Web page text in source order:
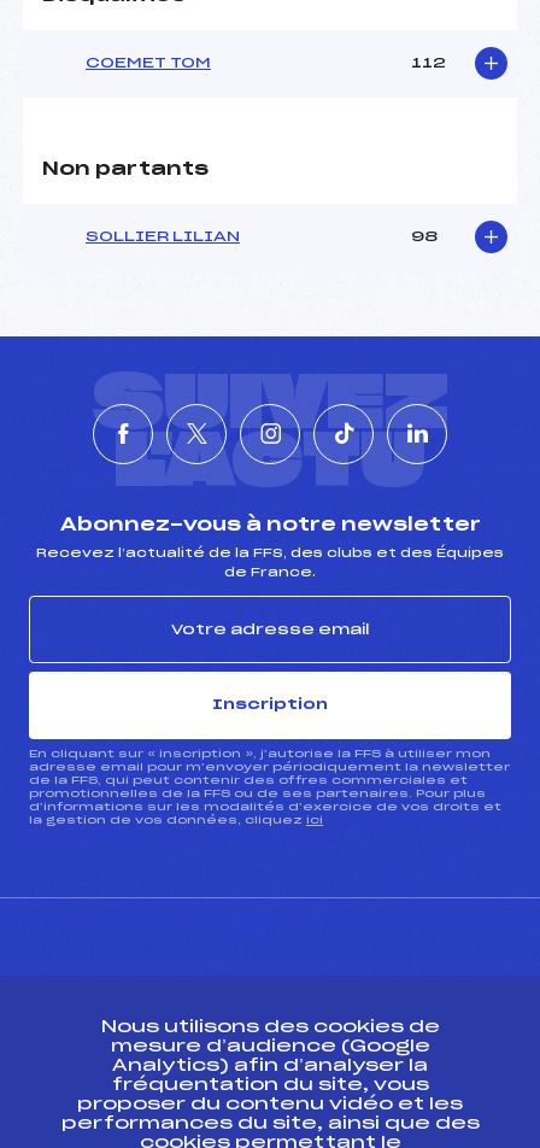
COEMET TOM 112
Non partants
SOLLIER LILIAN 98
SUIVEZ
L'ACTU
Abonnez-vous à notre newsletter
Recevez l’actualité de la FFS, des clubs et des Équipes
de France.
Inscription
En cliquant sur « inscription », j’autorise la FFS à utiliser mon
adresse email pour m’envoyer périodiquement la newsletter
de la FFS, qui peut contenir des offres commerciales et
promotionnelles de la FFS ou de ses partenaires. Pour plus
d’informations sur les modalités d’exercice de vos droits et
la gestion de vos données, cliquez ici
Ressources
Pass’Neige
Nous utilisons des cookies de
mesure d’audience (Google
Analytics) afin d’analyser la
fréquentation du site, vous
proposer du contenu vidéo et les
performances du site, ainsi que des
cookies permettant le